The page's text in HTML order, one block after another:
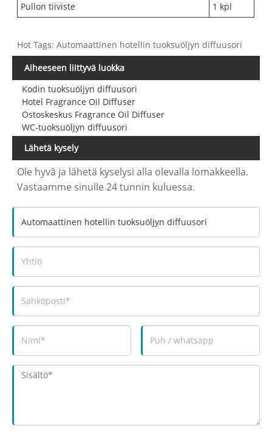
Pullon tiiviste
1 kpl
Hot Tags: Automaattinen hotellin tuoksuöljyn diffuusori
Aiheeseen liittyvä luokka
Kodin tuoksuöljyn diffuusori
Hotel Fragrance Oil Diffuser
Ostoskeskus Fragrance Oil Diffuser
WC-tuoksuöljyn diffuusori
Lähetä kysely
Ole hyvä ja lähetä kyselysi alla olevalla lomakkeella.
Vastaamme sinulle 24 tunnin kuluessa.